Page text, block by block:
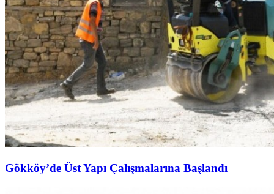
Gökköy’de Üst Yapı Çalışmalarına Başlandı